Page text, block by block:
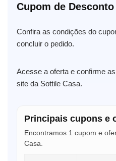
Cupom de
Confira as condições do
concluir o pedido.
Acesse a oferta e confirme
site da Sottile Casa.
Principais cupons e
Encontramos 1 cupom e
Casa.